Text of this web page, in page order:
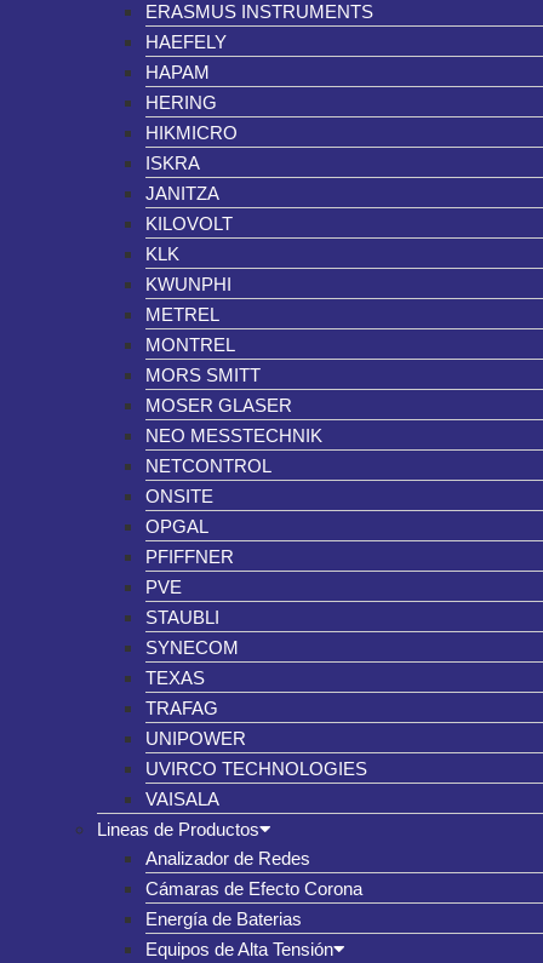
ERASMUS INSTRUMENTS
HAEFELY
HAPAM
HERING
HIKMICRO
ISKRA
JANITZA
KILOVOLT
KLK
KWUNPHI
METREL
MONTREL
MORS SMITT
MOSER GLASER
NEO MESSTECHNIK
NETCONTROL
ONSITE
OPGAL
PFIFFNER
PVE
STAUBLI
SYNECOM
TEXAS
TRAFAG
UNIPOWER
UVIRCO TECHNOLOGIES
VAISALA
Lineas de Productos
Analizador de Redes
Cámaras de Efecto Corona
Energía de Baterias
Equipos de Alta Tensión